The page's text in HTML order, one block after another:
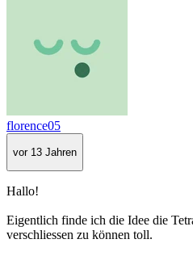
florence05
vor 13 Jahren
Hallo!
Eigentlich finde ich die Idee die
verschliessen zu können toll.